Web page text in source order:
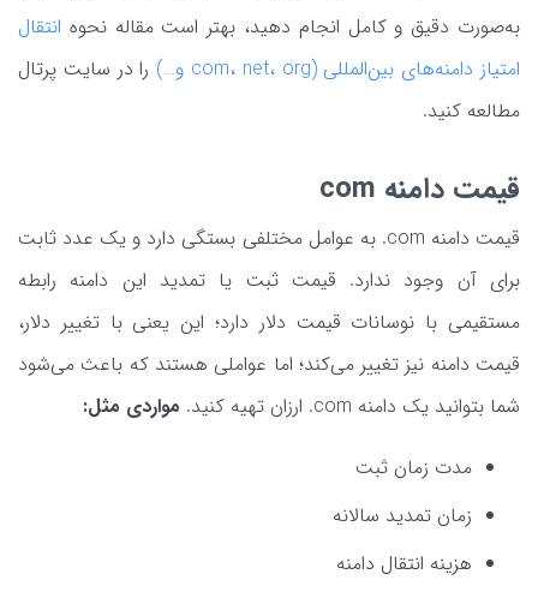
به‌صورت دقیق و کامل انجام دهید، بهتر است مقاله نحوه انتقال
امتیاز دامنه‌های بین‌المللی (com، net، org و…)
را در سایت پرتال
مطالعه کنید.
قیمت دامنه com
قیمت دامنه com. به عوامل مختلفی بستگی دارد و یک عدد ثابت
برای آن وجود ندارد. قیمت ثبت یا تمدید این دامنه رابطه
مستقیمی با نوسانات قیمت دلار دارد؛ این یعنی با تغییر دلار،
قیمت دامنه نیز تغییر می‌کند؛ اما عواملی هستند که باعث می‌شود
شما بتوانید یک دامنه com. ارزان تهیه کنید.
مواردی مثل:
مدت زمان ثبت
زمان تمدید سالانه
هزینه انتقال دامنه